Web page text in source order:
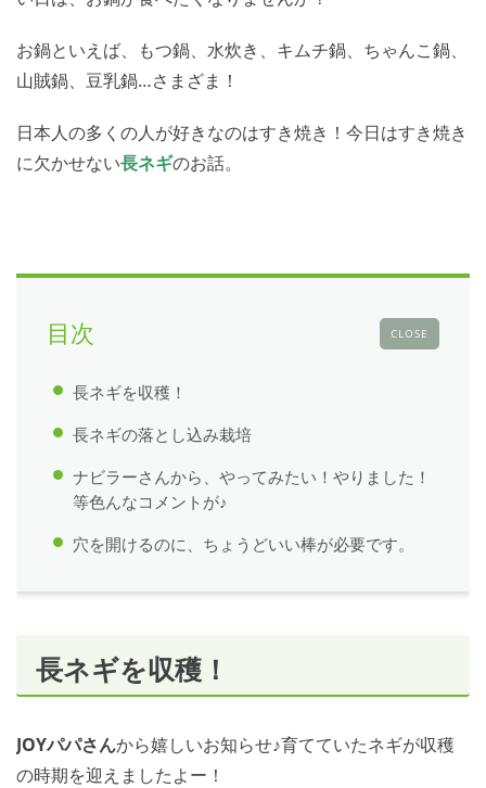
お鍋といえば、もつ鍋、水炊き、キムチ鍋、ちゃんこ鍋、
山賊鍋、豆乳鍋…さまざま！
日本人の多くの人が好きなのはすき焼き！今日はすき焼き
に欠かせない長ネギのお話。
CLOSE
目次
長ネギを収穫！
長ネギの落とし込み栽培
ナビラーさんから、やってみたい！やりました！
等色んなコメントが♪
穴を開けるのに、ちょうどいい棒が必要です。
長ネギを収穫！
JOYパパさんから嬉しいお知らせ♪育てていたネギが収穫
の時期を迎えましたよー！